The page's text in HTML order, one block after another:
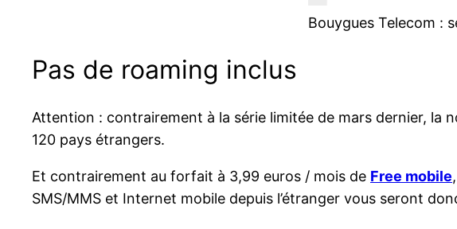
Bouygues Telecom :
Pas de roaming inclus
Attention : contrairement à la série limitée de mars dernier, la
120 pays étrangers.
Et contrairement au forfait à 3,99 euros / mois de Free mobile
SMS/MMS et Internet mobile depuis l’étranger vous seront